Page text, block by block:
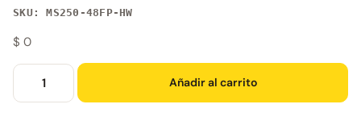
SKU: MS250-48FP-HW
$ 0
Añadir al carrito